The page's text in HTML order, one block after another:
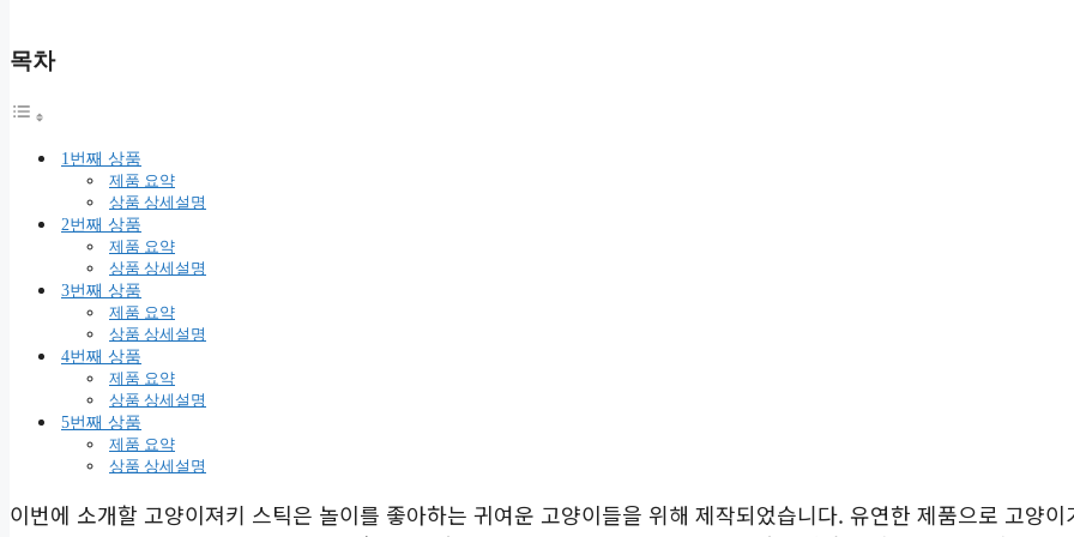
목차
1번째 상품
제품 요약
상품 상세설명
2번째 상품
제품 요약
상품 상세설명
3번째 상품
제품 요약
상품 상세설명
4번째 상품
제품 요약
상품 상세설명
5번째 상품
제품 요약
상품 상세설명
이번에 소개할 고양이져키 스틱은 놀이를 좋아하는 귀여운 고양이들을 위해 제작되었습니다. 유연한 제품으로 고양이